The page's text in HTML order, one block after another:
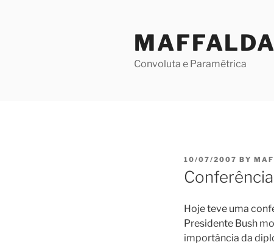
MAFFALDA
Convoluta e Paramétrica
POSTED
ON
10/07/2007 BY
Hoje teve uma
Presidente Bush
importância da